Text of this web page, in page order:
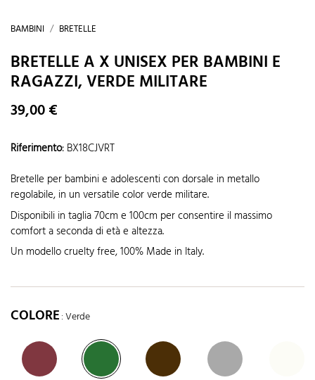
BAMBINI BRETELLE
BRETELLE A X UNISEX PER BAMBINI E
RAGAZZI, VERDE MILITARE
39,00 €
Riferimento: BX18CJVRT
Bretelle per bambini e adolescenti con dorsale in metallo
regolabile, in un versatile color verde militare.
Disponibili in taglia 70cm e 100cm per consentire il massimo
comfort a seconda di età e altezza.
Un modello cruelty free, 100% Made in Italy.
COLORE: Verde